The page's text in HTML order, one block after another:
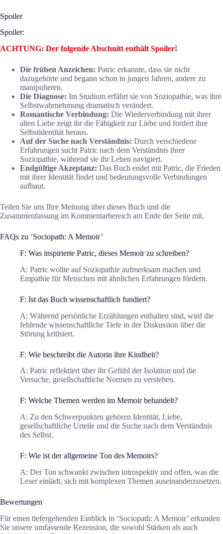
Spoiler
Spoiler:
ACHTUNG: Der folgende Abschnitt enthält Spoiler!
Die frühen Anzeichen: Patric erkannte, dass sie nicht
dazugehörte und begann schon in jungen Jahren, andere zu
manipulieren.
Die Diagnose: Im Studium erfährt sie von Soziopathie, was ihre
Selbstwahrnehmung dramatisch verändert.
Romantische Verbindung: Die Wiederverbindung mit ihrer
alten Liebe zeigt ihr die Fähigkeit zur Liebe und fordert ihre
Selbstidentität heraus.
Auf der Suche nach Verständnis: Durch verschiedene
Erfahrungen sucht Patric nach dem Verständnis ihrer
Soziopathie, während sie ihr Leben navigiert.
Endgültige Akzeptanz: Das Buch endet mit Patric, die Frieden
mit ihrer Identität findet und bedeutungsvolle Verbindungen
aufbaut.
Teilen Sie uns Ihre Meinung über dieses Buch und die
Zusammenfassung im Kommentarbereich am Ende der Seite mit.
FAQs zu ‘Sociopath: A Memoir’
F: Was inspirierte Patric, dieses Memoir zu schreiben?
A: Patric wollte auf Soziopathie aufmerksam machen und
Empathie für Menschen mit ähnlichen Erfahrungen fördern.
F: Ist das Buch wissenschaftlich fundiert?
A: Während persönliche Erzählungen enthalten sind, wird die
fehlende wissenschaftliche Tiefe in der Diskussion über die
Störung kritisiert.
F: Wie beschreibt die Autorin ihre Kindheit?
A: Patric reflektiert über ihr Gefühl der Isolation und die
Versuche, gesellschaftliche Normen zu verstehen.
F: Welche Themen werden im Memoir behandelt?
A: Zu den Schwerpunkten gehören Identität, Liebe,
gesellschaftliche Urteile und die Suche nach dem Verständnis
des Selbst.
F: Wie ist der allgemeine Ton des Memoirs?
A: Der Ton schwankt zwischen introspektiv und offen, was die
Leser einlädt, sich mit komplexen Themen auseinanderzusetzen.
Bewertungen
Für einen tiefergehenden Einblick in ‘Sociopath: A Memoir’ erkunden
Sie unsere umfassende Rezension, die sowohl Stärken als auch